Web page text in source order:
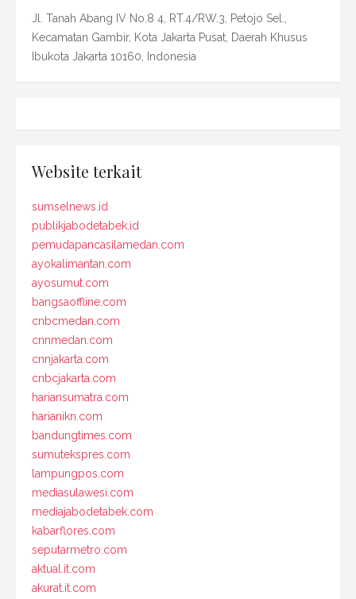
Jl. Tanah Abang IV No.8 4, RT.4/RW.3, Petojo Sel.,
Kecamatan Gambir, Kota Jakarta Pusat, Daerah Khusus
Ibukota Jakarta 10160, Indonesia
Website terkait
sumselnews.id
publikjabodetabek.id
pemudapancasilamedan.com
ayokalimantan.com
ayosumut.com
bangsaoffline.com
cnbcmedan.com
cnnmedan.com
cnnjakarta.com
cnbcjakarta.com
hariansumatra.com
harianikn.com
bandungtimes.com
sumutekspres.com
lampungpos.com
mediasulawesi.com
mediajabodetabek.com
kabarflores.com
seputarmetro.com
aktual.it.com
akurat.it.com